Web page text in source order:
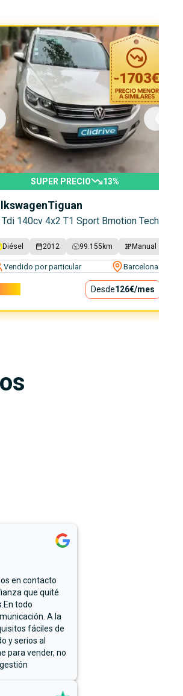
-1703€
SUPER PRECIO 13%
Tiguan
Tdi 140cv 4x2 T1 Sport Bmotion Tech
Diésel 2012 99.155 km Manual
Vendido por particular Barcelona
Desde126€/mes
en contacto
que quité
todo
A la
fáciles de
y serios al
para vender, no